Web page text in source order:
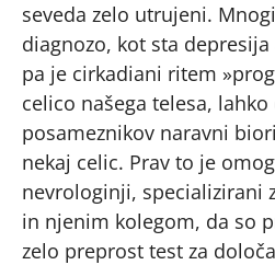
seveda zelo utrujeni.
diagnozo, kot sta
pa je cirkadiani ritem
celico našega telesa,
posameznikov naravni
nekaj celic. Prav to je
nevrologinji, specializirani
in njenim kolegom, da so
zelo preprost test za